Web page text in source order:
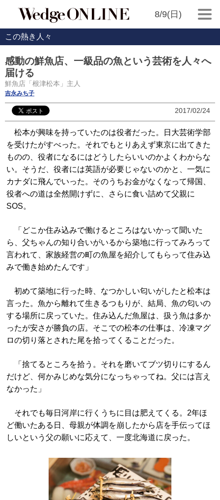
8/9(日)
この熱き人々
感動の鮮魚店、一級品の魚という芸術を人々へ
届ける
鮮魚店「根津松本」主人
吉永みち子
2017/02/24
松本が興味を持っていたのは役者だった。日大芸術学部
を受けたがすべった。それでもとりあえず東京に出てきた
ものの、役者になるにはどうしたらいいのかよくわからな
い。そうだ、役者には英語が必要じゃないのかと、一気に
カナダに飛んでいった。そのうちお金がなくなって帰国、
役者への道は全然開けずに、さらに食い詰めて父親に
SOS。
「どこか住み込みで働けるところはないかって聞いた
ら、父ちゃんの知り合いがいるから築地に行ってみろって
言われて、家族経営の町の魚屋を紹介してもらって住み込
みで働き始めたんです」
初めて築地に行った時、なつかしい匂いがしたと松本は
言った。魚から離れて生きるつもりが、結局、魚の匂いの
する場所に戻っていた。住み込んだ魚屋は、扱う魚は多か
ったが安さが勝負の店。そこでの松本の仕事は、冷凍マグ
ロの切り落とされた尾を拾ってくることだった。
「捨てるところを拾う。それを磨いてブツ切りにするん
だけど、何かみじめな気分になっちゃってね。父には言え
なかった」
それでも毎日河岸に行くうちに目は肥えてくる。2年ほ
ど働いたある日、母親が体調を崩したから店を手伝ってほ
しいという父の願いに応えて、一度北海道に戻った。